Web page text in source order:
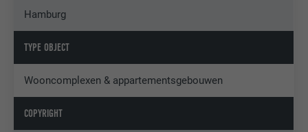
Hamburg
TYPE OBJECT
Wooncomplexen & appartementsgebouwen
COPYRIGHT